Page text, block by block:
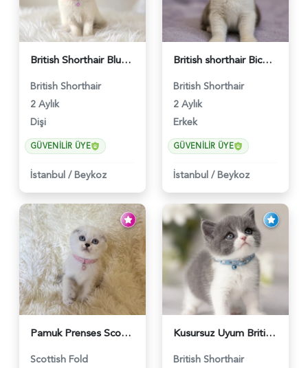
British Shorthair Blue Point Kızımız 2 Aylık - 5149
British Shorthair
2 Aylık
Dişi
GÜVENILIR ÜYE
İstanbul / Beykoz
British shorthair Bicolor Lilac Erkek - 5905
British Shorthair
2 Aylık
Erkek
GÜVENILIR ÜYE
İstanbul / Beykoz
Pamuk Prenses Scottish Fold Maviş Yavrumuz - 6009
Scottish Fold
Kusursuz Uyum British Shorthair Bi Color Erkek - 6011
British Shorthair